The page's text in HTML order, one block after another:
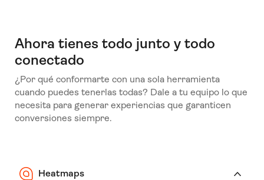
Ahora tienes todo junto y todo
conectado
¿Por qué conformarte con una sola herramienta
cuando puedes tenerlas todas? Dale a tu equipo lo que
necesita para generar experiencias que garanticen
conversiones siempre.
Heatmaps